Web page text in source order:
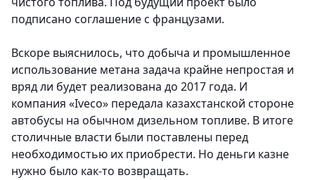
подписано соглашение с французами.
Вскоре выяснилось, что добыча и промышленное
использование метана задача крайне непростая и
вряд ли будет реализована до 2017 года. И
компания «Iveco» передала казахстанской стороне
автобусы на обычном дизельном топливе. В итоге
столичные власти были поставлены перед
необходимостью их приобрести. Но деньги казне
нужно было как-то возвращать.